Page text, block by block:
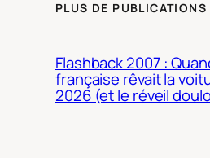
PLUS DE PUBLICATIONS
Flashback 2007 :
française rêvait la
2026 (et le réveil